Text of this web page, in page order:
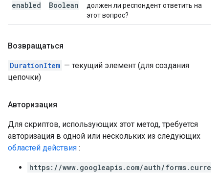
enabled Boolean
должен ли респондент ответить на
этот вопрос?
Возвращаться
DurationItem — текущий элемент (для создания
цепочки)
Авторизация
Для скриптов, использующих этот метод, требуется
авторизация в одной или нескольких из следующих
областей действия :
https://www.googleapis.com/auth/forms.curre